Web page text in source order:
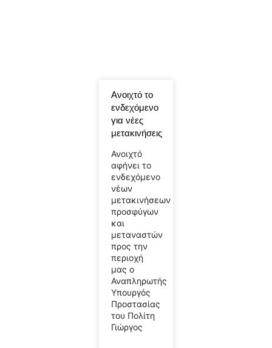
Ανοιχτό το
ενδεχόμενο
για νέες
μετακινήσεις
Ανοιχτό
αφήνει το
ενδεχόμενο
νέων
μετακινήσεων
προσφύγων
και
μεταναστών
προς την
περιοχή
μας ο
Αναπληρωτής
Υπουργός
Προστασίας
του Πολίτη
Γιώργος